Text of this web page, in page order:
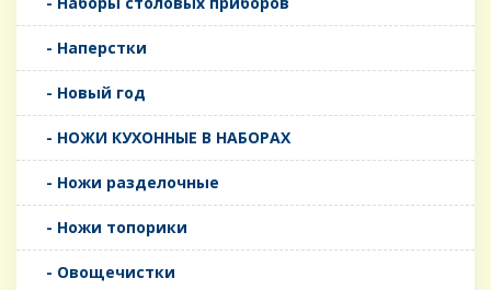
- Наперстки
- Новый год
- НОЖИ КУХОННЫЕ В НАБОРАХ
- Ножи разделочные
- Ножи топорики
- Овощечистки